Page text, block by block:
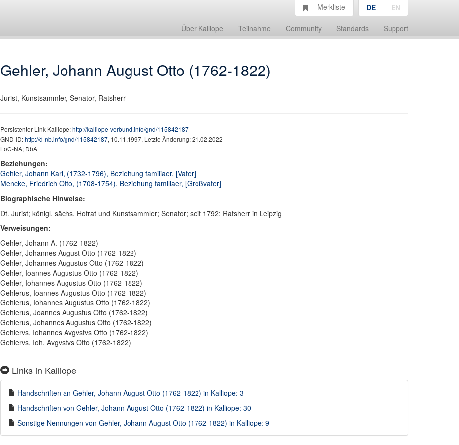
Über Kalliope Teilnahme Community Standards Support
Merkliste DE EN
Gehler, Johann August Otto (1762-1822)
Jurist, Kunstsammler, Senator, Ratsherr
Persistenter Link Kalliope:http://kalliope-verbund.info/gnd/115842187
GND-ID:http://d-nb.info/gnd/115842187, 10.11.1997, Letzte Änderung: 21.02.2022
LoC-NA; DbA
Beziehungen:
Gehler, Johann Karl, (1732-1796), Beziehung familiaer, [Vater]
Mencke, Friedrich Otto, (1708-1754), Beziehung familiaer, [Großvater]
Biographische Hinweise:
Dt. Jurist; königl. sächs. Hofrat und Kunstsammler; Senator; seit 1792: Ratsherr in Leipzig
Verweisungen:
Gehler, Johann A. (1762-1822)
Gehler, Johannes August Otto (1762-1822)
Gehler, Johannes Augustus Otto (1762-1822)
Gehler, Ioannes Augustus Otto (1762-1822)
Gehler, Iohannes Augustus Otto (1762-1822)
Gehlerus, Ioannes Augustus Otto (1762-1822)
Gehlerus, Iohannes Augustus Otto (1762-1822)
Gehlerus, Joannes Augustus Otto (1762-1822)
Gehlerus, Johannes Augustus Otto (1762-1822)
Gehlervs, Iohannes Avgvstvs Otto (1762-1822)
Gehlervs, Ioh. Avgvstvs Otto (1762-1822)
Links in Kalliope
Handschriften an Gehler, Johann August Otto (1762-1822) in Kalliope: 3
Handschriften von Gehler, Johann August Otto (1762-1822) in Kalliope: 30
Sonstige Nennungen von Gehler, Johann August Otto (1762-1822) in Kalliope: 9